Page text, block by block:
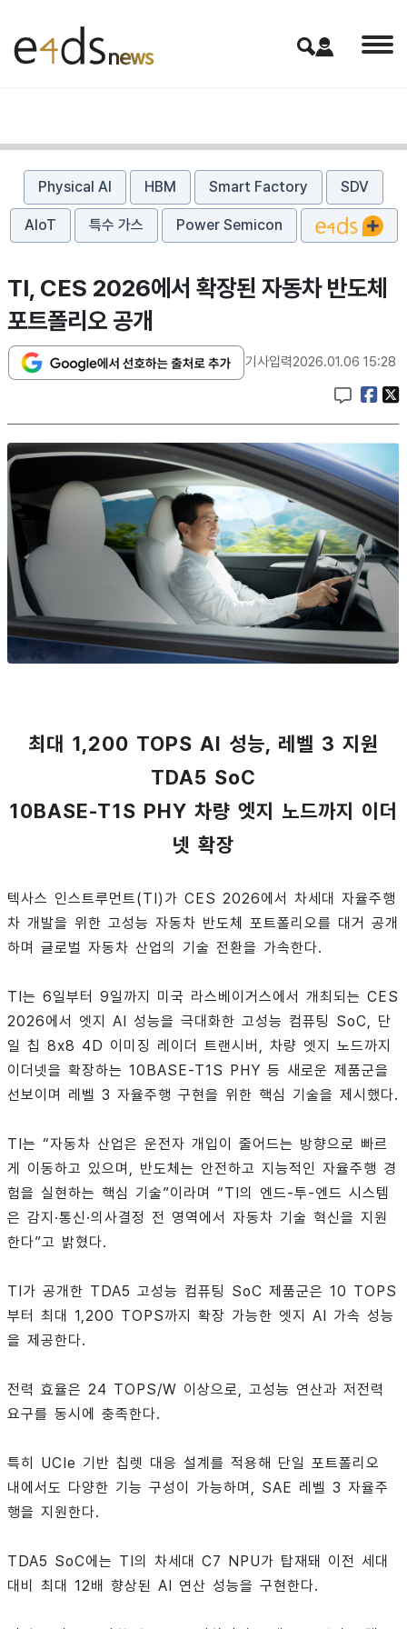
Physical AI HBM Smart Factory SDV
AIoT 특수 가스 Power Semicon
TI, CES 2026에서 확장된 자동차 반도체
포트폴리오 공개
기사입력2026.01.06 15:28
최대 1,200 TOPS AI 성능, 레벨 3 지원
TDA5 SoC
10BASE-T1S PHY 차량 엣지 노드까지 이더
넷 확장
텍사스 인스트루먼트(TI)가 CES 2026에서 차세대 자율주행
차 개발을 위한 고성능 자동차 반도체 포트폴리오를 대거 공개
하며 글로벌 자동차 산업의 기술 전환을 가속한다.
TI는 6일부터 9일까지 미국 라스베이거스에서 개최되는 CES
2026에서 엣지 AI 성능을 극대화한 고성능 컴퓨팅 SoC, 단
일 칩 8x8 4D 이미징 레이더 트랜시버, 차량 엣지 노드까지
이더넷을 확장하는 10BASE-T1S PHY 등 새로운 제품군을
선보이며 레벨 3 자율주행 구현을 위한 핵심 기술을 제시했다.
TI는 “자동차 산업은 운전자 개입이 줄어드는 방향으로 빠르
게 이동하고 있으며, 반도체는 안전하고 지능적인 자율주행 경
험을 실현하는 핵심 기술”이라며 “TI의 엔드-투-엔드 시스템
은 감지·통신·의사결정 전 영역에서 자동차 기술 혁신을 지원
한다”고 밝혔다.
TI가 공개한 TDA5 고성능 컴퓨팅 SoC 제품군은 10 TOPS
부터 최대 1,200 TOPS까지 확장 가능한 엣지 AI 가속 성능
을 제공한다.
전력 효율은 24 TOPS/W 이상으로, 고성능 연산과 저전력
요구를 동시에 충족한다.
특히 UCIe 기반 칩렛 대응 설계를 적용해 단일 포트폴리오
내에서도 다양한 기능 구성이 가능하며, SAE 레벨 3 자율주
행을 지원한다.
TDA5 SoC에는 TI의 차세대 C7 NPU가 탑재돼 이전 세대
대비 최대 12배 향상된 AI 연산 성능을 구현한다.